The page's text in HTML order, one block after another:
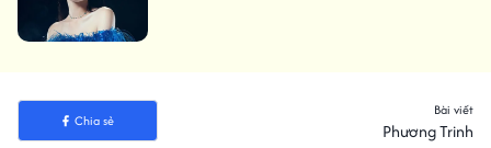
Chia sẻ
Bài viết
Phương Trinh